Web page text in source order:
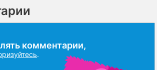
комментарии,
.